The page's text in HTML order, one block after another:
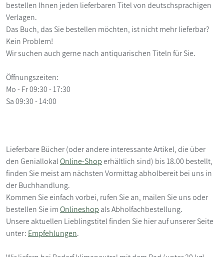
bestellen Ihnen jeden lieferbaren Titel von deutschsprachigen
Verlagen.
Das Buch, das Sie bestellen möchten, ist nicht mehr lieferbar?
Kein Problem!
Wir suchen auch gerne nach antiquarischen Titeln für Sie.
Öffnungszeiten:
Mo - Fr 09:30 - 17:30
Sa 09:30 - 14:00
Lieferbare Bücher (oder andere interessante Artikel, die über
den GeniallokalOnline-Shoperhältlich sind) bis 18.00 bestellt,
finden Sie meist am nächsten Vormittag abholbereit bei uns in
der Buchhandlung.
Kommen Sie einfach vorbei, rufen Sie an, mailen Sie uns oder
bestellen Sie imOnlineshop als Abholfachbestellung.
Unsere aktuellen Lieblingstitel finden Sie hier auf unserer Seite
unter: Empfehlungen.